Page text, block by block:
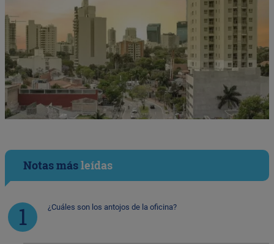
Notas másleídas
¿Cuáles son los antojos de la oficina?